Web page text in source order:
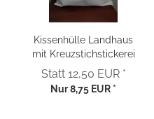
Kissenhülle Landhaus
mit Kreuzstichstickerei
“Herz“ - 40x40
Statt 12,50 EUR *
Nur 8,75 EUR *